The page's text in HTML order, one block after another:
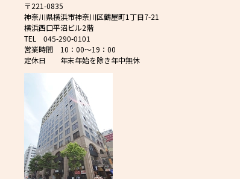
〒221-0835
神奈川県横浜市神奈川区鶴屋町1丁目7-21
横浜西口平沼ビル2階
TEL 045-290-0101
営業時間 10：00～19：00
定休日 年末年始を除き年中無休